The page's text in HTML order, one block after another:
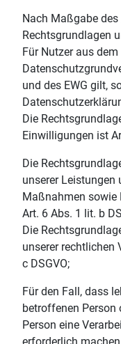
Nach Maßgabe des
Rechtsgrundlagen
Für Nutzer aus
und des EWG gilt,
Die
Einwilligungen ist
Die
unserer
Maßnahmen sowie
Art. 6 Abs. 1 lit. b
Die
unserer rechtlichen
c DSGVO;
Für den Fall, dass
betroffenen Person
Person eine